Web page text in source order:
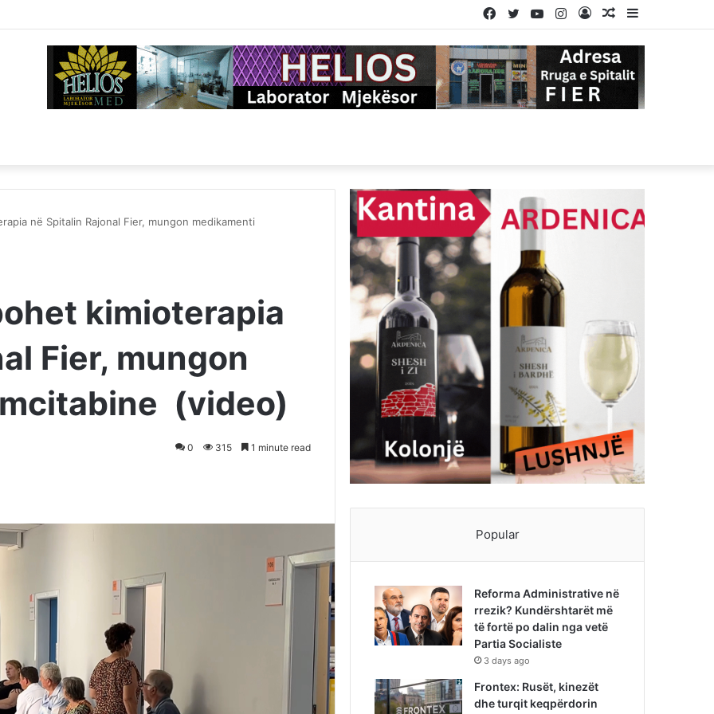
Sidebar
Random
Log
Instagram
YouTube
Twitter
Facebook
në Spitalin Rajonal Fier, mungon medikamenti
kimioterapia
Fier, mungon
(video)
0 315 1 minute read
Popular
Reforma Administrative në
rrezik? Kundërshtarët më
të fortë po dalin nga vetë
Partia Socialiste
3 days ago
Frontex: Rusët, kinezët
dhe turqit keqpërdorin